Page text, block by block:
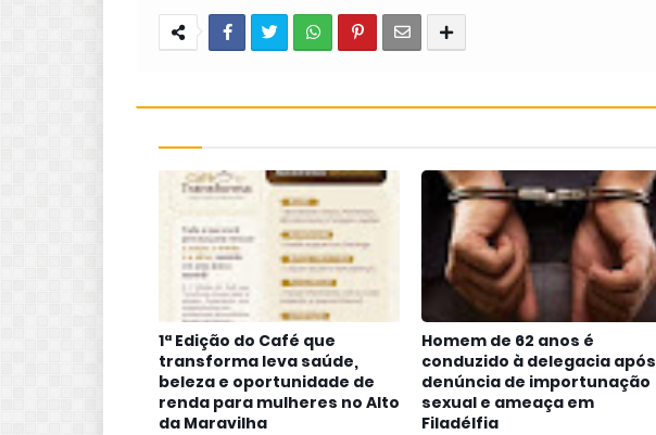
1ª Edição do Café que
transforma leva saúde,
beleza e oportunidade de
renda para mulheres no Alto
da Maravilha
Homem de 62 anos é
conduzido à delegacia após
denúncia de importunação
sexual e ameaça em
Filadélfia